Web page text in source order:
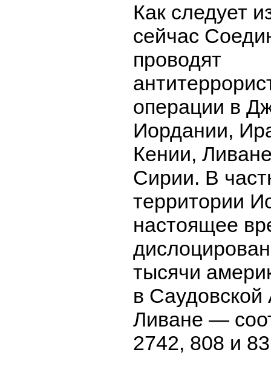
Как следует
сейчас
проводят
операции в
Иордании,
Кении,
Сирии. В
территории
настоящее
тысячи
в
Ливане —
2742, 808 и